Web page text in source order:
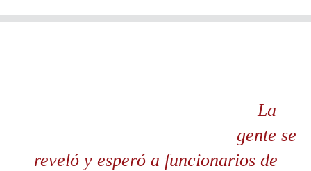
La
gente se
reveló y esperó a funcionarios de